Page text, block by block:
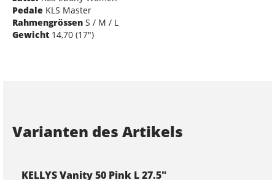
Pedale KLS Master
Rahmengrössen S / M / L
Gewicht 14,70 (17")
Varianten des Artikels
KELLYS Vanity 50 Pink L 27.5"